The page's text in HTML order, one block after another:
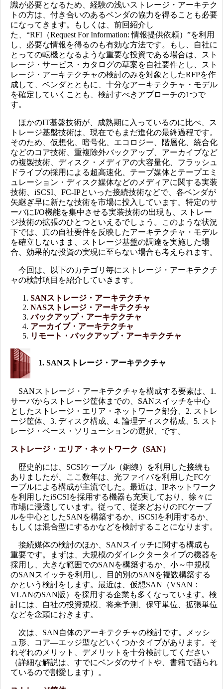
識が必要となるため、経験の浅いストレージ・アーキテク
トの方は、付き合いのあるベンダの協力を得ることも必要
になってきます。もしくは、前回紹介し
た、“RFI（Request For Information: 情報提供依頼）”を利用
し、必要な情報を得るのも有効な方法です。もし、自社に
とっての転機となるような重要な投資である場合は、スト
レージ・サービス・カタログの草案を自社要件とし、スト
レージ・アーキテクチャの検討のみを対象としたRFPを作
成して、ベンダとともに、十分なアーキテクチャ・モデル
を確定していくことも、検討すべきアプローチの1つで
す。
ほかのIT基盤技術が、成熟期に入っているのに比べ、ス
トレージ基盤技術は、現在でもまだ進化の最終過程です。
そのため、仮想化、暗号化、エコロジー、階層化、統合化
などのコア技術、重複除外バックアップ、アーカイブなど
の複製技術、ディスク・メディアの大容量化、フラッシュ
ドライブの採用による超高速化、テープ媒体とテープエミ
ュレーション・ディスク媒体などのメディアに関する実装
技術、iSCSI、FC-IPといった接続技術などで、各ベンダが
矢継ぎ早に新たな技術を市場に投入しています。特定のサ
ーバにI/O機能を集中させる実装技術の出現も、ストレー
ジ技術の拡張のひとつといえるでしょう。このような状況
下では、真の自社要件を反映したアーキテクチャ・モデル
を確立しないまま、ストレージ基盤の調達を実施した場
合、効果的な投資の実現に至らない場合も考えられます。
今回は、以下のカテゴリ毎にストレージ・アーキテクチ
ャの検討項目を紹介していきます。
SANストレージ・アーキテクチャ
NASストレージ・アーキテクチャ
バックアップ・アーキテクチャ
アーカイブ・アーキテクチャ
リモート・バックアップ・アーキテクチャ
1. SANストレージ・アーキテクチャ
SANストレージ・アーキテクチャを構成する要素は、1.
サーバからストレージ筐体までの、SANスイッチを中心
としたストレージ・エリア・ネットワーク部分、2. ストレ
ージ筐体、3. ディスク構成、4. 論理ディスク構成、5. スト
レージ・ベース・ソリューションの選択、です。
ストレージ・エリア・ネットワーク（SAN）
歴史的には、SCSIケーブル（銅線）を利用した接続も
ありましたが、ここ数年は、光ファイバを利用したFCケ
ーブルによる構成が主流でした。最近は、IPネットワーク
を利用したiSCSIを採用する機器も充実しており、徐々に
市場に浸透しています。従って、従来どおりのFCケーブ
ルを中心としたSANを構築するか、iSCSIを利用するか、
もしくは混合型にするかなどを検討することになります。
接続媒体の検討のほか、SANスイッチに関する構成も
重要です。まずは、大規模のダイレクタータイプの機器を
採用し、大きな範囲でのSANを構築するか、小～中規模
のSANスイッチを利用し、目的別のSANを複数構築する
かという検討をします。最近は、仮想SAN（VSAN：
VLANのSAN版）を採用する企業も多くなっています。検
討には、自社の投資規模、将来予測、保守単位、拡張単位
などを念頭におきます。
次は、SAN自体のアーキテクチャの検討です。メッシ
ュ形、コア―エッジ型などいくつかタイプがあります。そ
れぞれのメリット、デメリットを十分検討してください
（詳細な解説は、すでにベンダのサイトや、書籍で語られ
ているので割愛します）。